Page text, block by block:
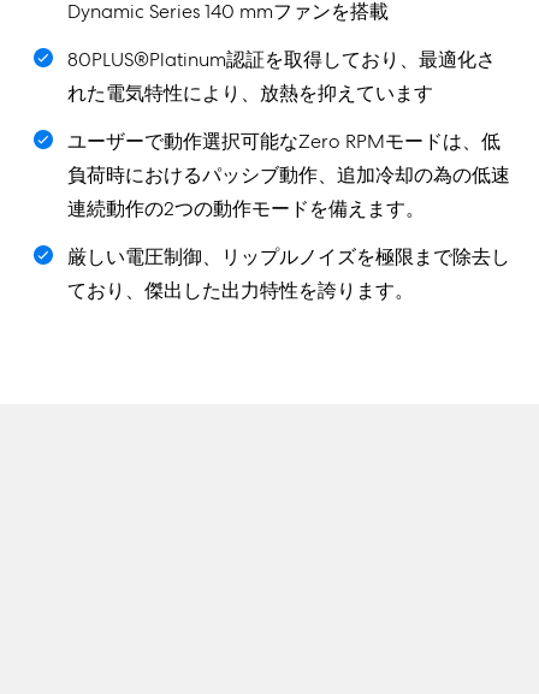
Dynamic Series 140 mmファンを搭載
80PLUS®Platinum認証を取得しており、最適化さ
れた電気特性により、放熱を抑えています
ユーザーで動作選択可能なZero RPMモードは、低
負荷時におけるパッシブ動作、追加冷却の為の低速
連続動作の2つの動作モードを備えます。
厳しい電圧制御、リップルノイズを極限まで除去し
ており、傑出した出力特性を誇ります。